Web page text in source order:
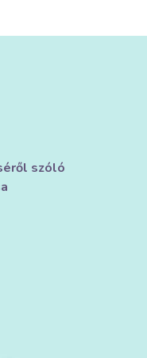
szóló